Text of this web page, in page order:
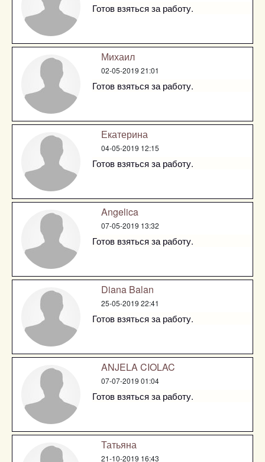
Готов взяться за работу.
Михаил
02-05-2019 21:01
Готов взяться за работу.
Екатерина
04-05-2019 12:15
Готов взяться за работу.
Angelica
07-05-2019 13:32
Готов взяться за работу.
Diana Balan
25-05-2019 22:41
Готов взяться за работу.
ANJELA CIOLAC
07-07-2019 01:04
Готов взяться за работу.
Татьяна
21-10-2019 16:43